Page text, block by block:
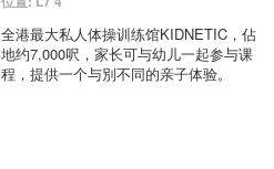
全港最大私人体操训练馆KIDNETIC，佔
地约7,000呎，家长可与幼儿一起参与课
程，提供一个与別不同的亲子体验。